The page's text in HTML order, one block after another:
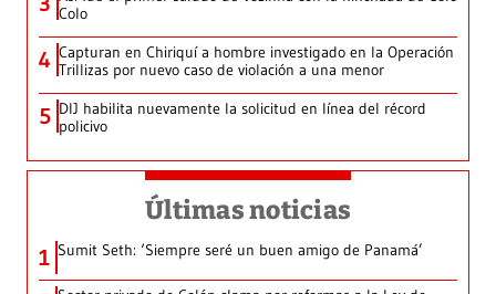
Colo
4 Capturan en Chiriquí a hombre investigado en la Operación
Trillizas por nuevo caso de violación a una menor
5 DIJ habilita nuevamente la solicitud en línea del récord
policivo
Últimas noticias
1 Sumit Seth: ‘Siempre seré un buen amigo de Panamá’